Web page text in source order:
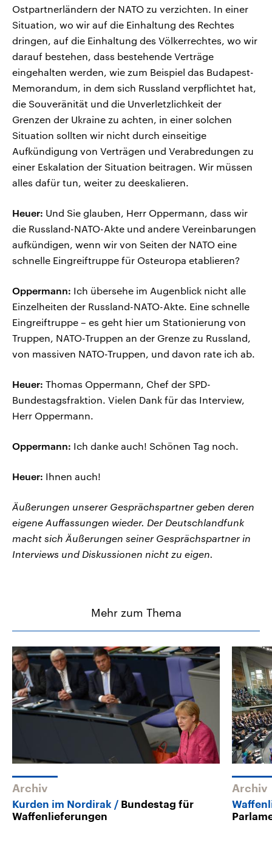
Ostpartnerländern der NATO zu verzichten. In einer
Situation, wo wir auf die Einhaltung des Rechtes
dringen, auf die Einhaltung des Völkerrechtes, wo wir
darauf bestehen, dass bestehende Verträge
eingehalten werden, wie zum Beispiel das Budapest-
Memorandum, in dem sich Russland verpflichtet hat,
die Souveränität und die Unverletzlichkeit der
Grenzen der Ukraine zu achten, in einer solchen
Situation sollten wir nicht durch einseitige
Aufkündigung von Verträgen und Verabredungen zu
einer Eskalation der Situation beitragen. Wir müssen
alles dafür tun, weiter zu deeskalieren.
Heuer: Und Sie glauben, Herr Oppermann, dass wir
die Russland-NATO-Akte und andere Vereinbarungen
aufkündigen, wenn wir von Seiten der NATO eine
schnelle Eingreiftruppe für Osteuropa etablieren?
Oppermann: Ich übersehe im Augenblick nicht alle
Einzelheiten der Russland-NATO-Akte. Eine schnelle
Eingreiftruppe – es geht hier um Stationierung von
Truppen, NATO-Truppen an der Grenze zu Russland,
von massiven NATO-Truppen, und davon rate ich ab.
Heuer: Thomas Oppermann, Chef der SPD-
Bundestagsfraktion. Vielen Dank für das Interview,
Herr Oppermann.
Oppermann: Ich danke auch! Schönen Tag noch.
Heuer: Ihnen auch!
Äußerungen unserer Gesprächspartner geben deren
eigene Auffassungen wieder. Der Deutschlandfunk
macht sich Äußerungen seiner Gesprächspartner in
Interviews und Diskussionen nicht zu eigen.
Mehr zum Thema
Archiv
Kurden im Nordirak
Bundestag für
Waffenlieferungen
Archiv